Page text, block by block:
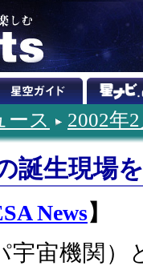
ース 2002年
誕生現場
News】
宇宙機関）